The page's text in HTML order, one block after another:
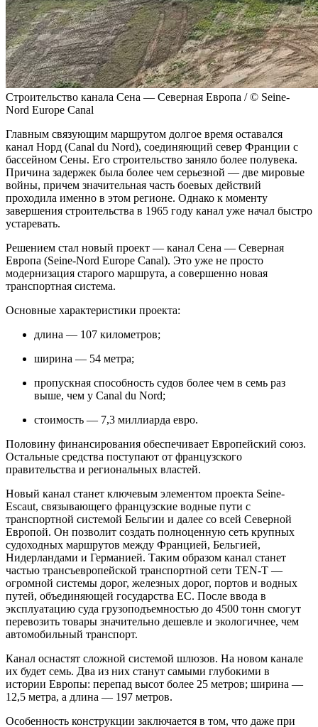
Строительство канала Сена — Северная Европа / © Seine-
Nord Europe Canal
Главным связующим маршрутом долгое время оставался
канал Норд (Canal du Nord), соединяющий север Франции с
бассейном Сены. Его строительство заняло более полувека.
Причина задержек была более чем серьезной — две мировые
войны, причем значительная часть боевых действий
проходила именно в этом регионе. Однако к моменту
завершения строительства в 1965 году канал уже начал быстро
устаревать.
Решением стал новый проект — канал Сена — Северная
Европа (Seine-Nord Europe Canal). Это уже не просто
модернизация старого маршрута, а совершенно новая
транспортная система.
Основные характеристики проекта:
длина — 107 километров;
ширина — 54 метра;
пропускная способность судов более чем в семь раз
выше, чем у Canal du Nord;
стоимость — 7,3 миллиарда евро.
Половину финансирования обеспечивает Европейский союз.
Остальные средства поступают от французского
правительства и региональных властей.
Новый канал станет ключевым элементом проекта Seine-
Escaut, связывающего французские водные пути с
транспортной системой Бельгии и далее со всей Северной
Европой. Он позволит создать полноценную сеть крупных
судоходных маршрутов между Францией, Бельгией,
Нидерландами и Германией. Таким образом канал станет
частью трансъевропейской транспортной сети TEN-T —
огромной системы дорог, железных дорог, портов и водных
путей, объединяющей государства ЕС. После ввода в
эксплуатацию суда грузоподъемностью до 4500 тонн смогут
перевозить товары значительно дешевле и экологичнее, чем
автомобильный транспорт.
Канал оснастят сложной системой шлюзов. На новом канале
их будет семь. Два из них станут самыми глубокими в
истории Европы: перепад высот более 25 метров; ширина —
12,5 метра, а длина — 197 метров.
Особенность конструкции заключается в том, что даже при